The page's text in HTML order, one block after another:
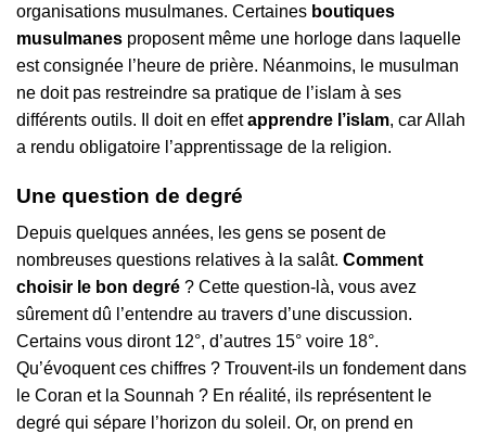
organisations musulmanes. Certaines boutiques
musulmanes proposent même une horloge dans laquelle
est consignée l’heure de prière. Néanmoins, le musulman
ne doit pas restreindre sa pratique de l’islam à ses
différents outils. Il doit en effetapprendre l’islam, car Allah
a rendu obligatoire l’apprentissage de la religion.
Une question de degré
Depuis quelques années, les gens se posent de
nombreuses questions relatives à la salât. Comment
choisir le bon degré ? Cette question-là, vous avez
sûrement dû l’entendre au travers d’une discussion.
Certains vous diront 12°, d’autres 15° voire 18°.
Qu’évoquent ces chiffres ? Trouvent-ils un fondement dans
le Coran et la Sounnah ? En réalité, ils représentent le
degré qui sépare l’horizon du soleil. Or, on prend en